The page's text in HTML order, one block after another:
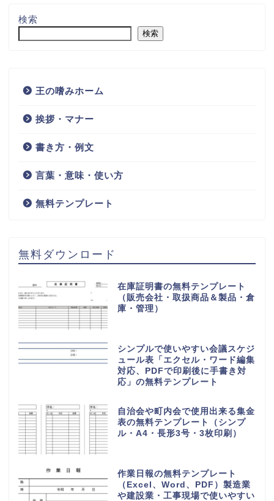
検索
検索
王の嗜みホーム
挨拶・マナー
書き方・例文
言葉・意味・使い方
無料テンプレート
無料ダウンロード
在庫証明書の無料テンプレート
（販売会社・取扱商品＆製品・倉
庫・管理）
シンプルで使いやすい会議スケジ
ュール表「エクセル・ワード編集
対応、PDFで印刷後に手書き対
応」の無料テンプレート
自治会や町内会で使用出来る集金
表の無料テンプレート（シンプ
ル・A4・長形3号・3枚印刷）
作業日報の無料テンプレート
（Excel、Word、PDF）製造業
や建設業・工事現場で使いやすい